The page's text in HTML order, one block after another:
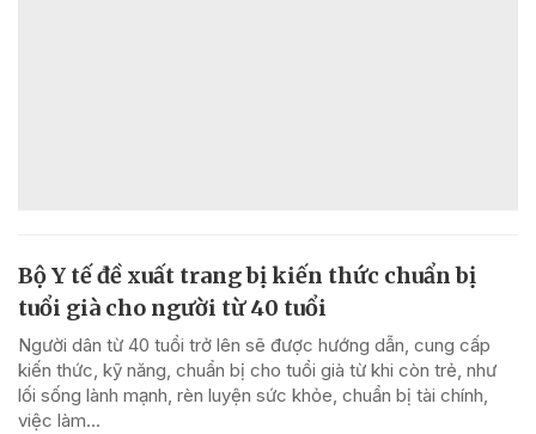
Bộ Y tế đề xuất trang bị kiến thức chuẩn bị
tuổi già cho người từ 40 tuổi
Người dân từ 40 tuổi trở lên sẽ được hướng dẫn, cung cấp
kiến thức, kỹ năng, chuẩn bị cho tuổi già từ khi còn trẻ, như
lối sống lành mạnh, rèn luyện sức khỏe, chuẩn bị tài chính,
việc làm...